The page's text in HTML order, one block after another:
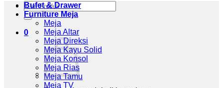
Pencarian
untuk:
0
Bufet & Drawer
Furniture Meja
Meja
Meja Altar
Meja Direksi
Meja Kayu Solid
Meja Konsol
Meja Rias
Meja Tamu
Meja TV